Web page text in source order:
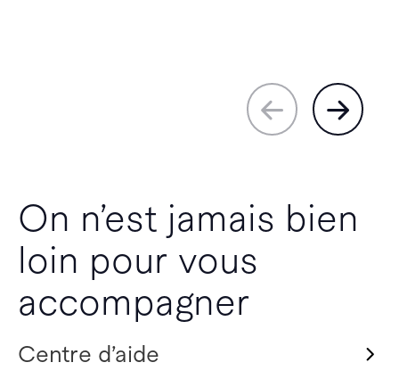
On n’est jamais bien
loin pour vous
accompagner
Centre d’aide